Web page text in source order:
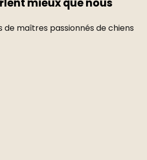
de maîtres passionnés de chiens